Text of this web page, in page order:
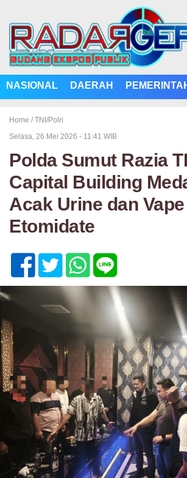
NASIONAL DAERAH
Home / TNI/Polri
Selasa, 26 Mei 2026 - 11:41 WIB
Polda Sumut Razia
Capital Building
Acak Urine dan Vape
Etomidate